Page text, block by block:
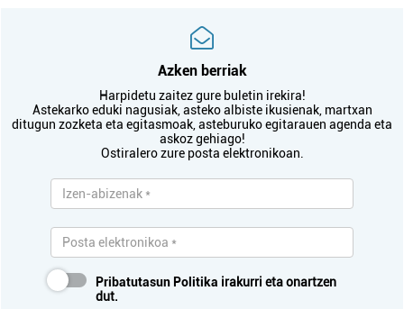
Azken berriak
Harpidetu zaitez gure buletin irekira!
Astekarko eduki nagusiak, asteko albiste ikusienak, martxan
ditugun zozketa eta egitasmoak, asteburuko egitarauen agenda eta
askoz gehiago!
Ostiralero zure posta elektronikoan.
Pribatutasun Politika irakurri eta onartzen
dut.